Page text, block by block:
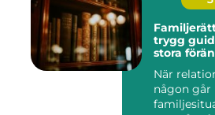
Familjerätt
trygg
stora
När
någon går